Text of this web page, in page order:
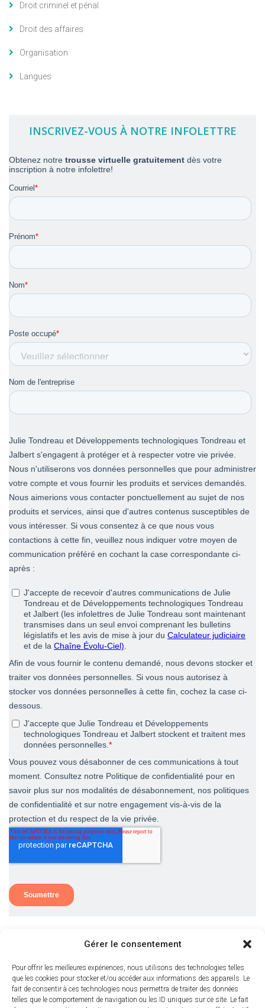
Gérer le consentement
Pour offrir les meilleures expériences, nous utilisons des technologies telles
que les cookies pour stocker et/ou accéder aux informations des appareils. Le
fait de consentir à ces technologies nous permettra de traiter des données
telles que le comportement de navigation ou les ID uniques sur ce site. Le fait
Droit criminel et pénal
Droit des affaires
Organisation
Langues
INSCRIVEZ-VOUS À NOTRE INFOLETTRE